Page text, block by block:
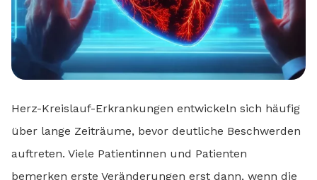
Herz-Kreislauf-Erkrankungen entwickeln sich häufig
über lange Zeiträume, bevor deutliche Beschwerden
auftreten. Viele Patientinnen und Patienten
bemerken erste Veränderungen erst dann, wenn die